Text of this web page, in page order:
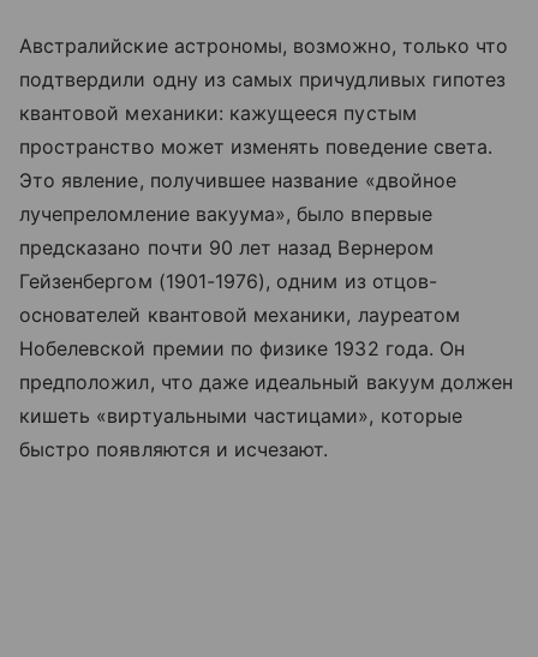
Австралийские астрономы, возможно, только что
подтвердили одну из самых причудливых гипотез
квантовой механики: кажущееся пустым
пространство может изменять поведение света.
Это явление, получившее название «двойное
лучепреломление вакуума», было впервые
предсказано почти 90 лет назад Вернером
Гейзенбергом (1901-1976), одним из отцов-
основателей квантовой механики, лауреатом
Нобелевской премии по физике 1932 года. Он
предположил, что даже идеальный вакуум должен
кишеть «виртуальными частицами», которые
быстро появляются и исчезают.